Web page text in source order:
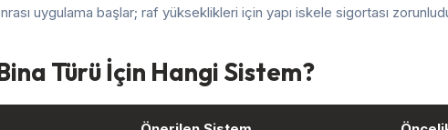
uygulama başlar; raf yükseklikleri için yapı iskele sigortası
Türü İçin Hangi Sistem?